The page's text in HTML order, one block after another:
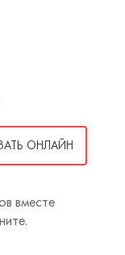
ОНЛАЙН
вместе